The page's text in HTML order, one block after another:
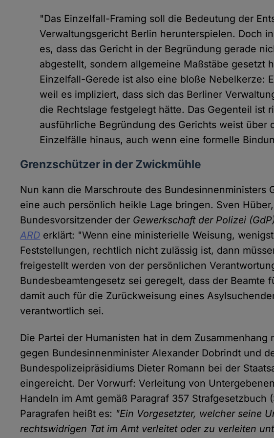
"Das Einzelfall-Framing soll die Bedeutung der
Verwaltungsgericht Berlin herunterspielen. Doch
es, dass das Gericht in der Begründung gerade
abgestellt, sondern allgemeine Maßstäbe gesetzt
Einzelfall-Gerede ist also eine bloße Nebelkerze:
weil es impliziert, dass sich das Berliner
die Rechtslage festgelegt hätte. Das Gegenteil ist
ausführliche Begründung des Gerichts weist über
Einzelfälle hinaus, auch wenn eine formelle
Grenzschützer in der Zwickmühle
Nun kann die Marschroute des Bundesinnenministers
eine auch persönlich heikle Lage bringen. Sven
Bundesvorsitzender der Gewerkschaft der Polizei
ARD erklärt: "Wenn eine ministerielle Weisung,
Feststellungen, rechtlich nicht zulässig ist, dann
freigestellt werden von der persönlichen
Bundesbeamtengesetz sei geregelt, dass der Beamte
damit auch für die Zurückweisung eines
verantwortlich sei.
Die Partei der Humanisten hat in dem Zusammenhang
gegen Bundesinnenminister Alexander Dobrindt und
Bundespolizeipräsidiums Dieter Romann bei der
eingereicht. Der Vorwurf: Verleitung von
Handeln im Amt gemäß Paragraf 357 Strafgesetzbuch
Paragrafen heißt es: "Ein Vorgesetzter, welcher seine
rechtswidrigen Tat im Amt verleitet oder zu verleiten